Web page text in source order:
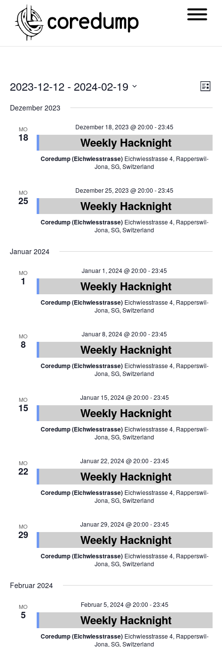
2023-12-12 - 2024-02-19
Dezember 2023
MO
18
Dezember 18, 2023 @ 20:00 -23:45
Weekly Hacknight
Coredump (Eichwiesstrasse) Eichwiesstrasse 4, Rapperswil-
Jona, SG, Switzerland
MO
25
Dezember 25, 2023 @ 20:00 -23:45
Weekly Hacknight
Coredump (Eichwiesstrasse) Eichwiesstrasse 4, Rapperswil-
Jona, SG, Switzerland
Januar 2024
MO
1
Januar 1, 2024 @ 20:00 -23:45
Weekly Hacknight
Coredump (Eichwiesstrasse) Eichwiesstrasse 4, Rapperswil-
Jona, SG, Switzerland
MO
8
Januar 8, 2024 @ 20:00 -23:45
Weekly Hacknight
Coredump (Eichwiesstrasse) Eichwiesstrasse 4, Rapperswil-
Jona, SG, Switzerland
MO
15
Januar 15, 2024 @ 20:00 -23:45
Weekly Hacknight
Coredump (Eichwiesstrasse) Eichwiesstrasse 4, Rapperswil-
Jona, SG, Switzerland
MO
22
Januar 22, 2024 @ 20:00 -23:45
Weekly Hacknight
Coredump (Eichwiesstrasse) Eichwiesstrasse 4, Rapperswil-
Jona, SG, Switzerland
MO
29
Januar 29, 2024 @ 20:00 -23:45
Weekly Hacknight
Coredump (Eichwiesstrasse) Eichwiesstrasse 4, Rapperswil-
Jona, SG, Switzerland
Februar 2024
MO
5
Februar 5, 2024 @ 20:00 -23:45
Weekly Hacknight
Coredump (Eichwiesstrasse) Eichwiesstrasse 4, Rapperswil-
Jona, SG, Switzerland